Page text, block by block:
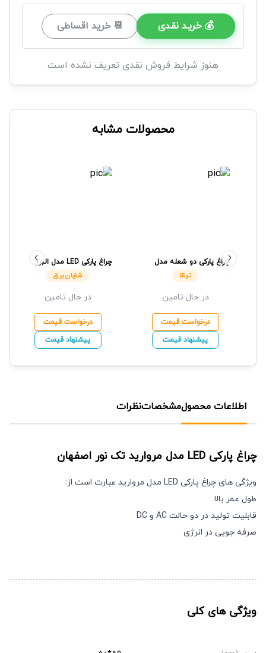
💰 خرید نقدی 📆 خرید اقساطی
هنوز شرایط فروش نقدی تعریف نشده است
محصولات مشابه
چراغ پارکی دو شعله مدل
تیانا
در حال تامین
درخواست قیمت
پیشنهاد قیمت
چراغ پارکی LED مدل البرز
شایان برق
شایان برق
در حال تامین
درخواست قیمت
پیشنهاد قیمت
اطلاعات محصولمشخصاتنظرات
چراغ پارکی LED مدل مروارید تک نور اصفهان
ویژگی های چراغ پارکی LED مدل مروارید عبارت است از:
طول عمر بالا
قابلیت تولید در دو حالت AC و DC
صرفه جویی در انرژی
ویژگی های کلی